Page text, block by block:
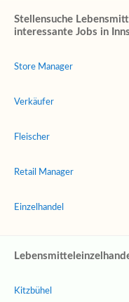
Stellensuche
interessante Jobs in
Store Manager
Verkäufer
Fleischer
Retail Manager
Einzelhandel
Kitzbühel